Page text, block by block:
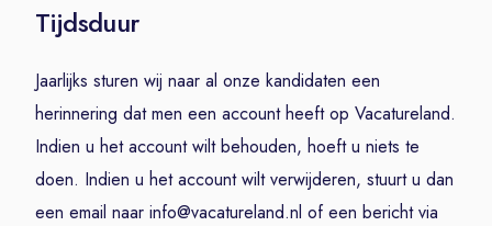
Tijdsduur
Jaarlijks sturen wij naar al onze kandidaten een
herinnering dat men een account heeft op Vacatureland.
Indien u het account wilt behouden, hoeft u niets te
doen. Indien u het account wilt verwijderen, stuurt u dan
een email naar info@vacatureland.nl of een bericht via